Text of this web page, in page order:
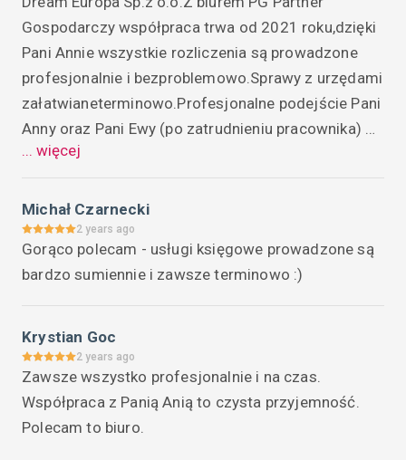
Gospodarczy współpraca trwa od 2021 roku,dzięki
Pani Annie wszystkie rozliczenia są prowadzone
profesjonalnie i bezproblemowo.Sprawy z urzędami
załatwianeterminowo.Profesjonalne podejście Pani
Anny oraz Pani Ewy (po zatrudnieniu pracownika)
powoduje,że po dostarczeniu dokumentów do biura
rozliczone na bieżąco.Wiedza i profesjonalizm Pani
Anny Duda i Ewy Cesarz zachęca do korzystania z
usług Waszego biura.Polecam innym
przedsiębiorcom do korzystania z firmy PG Partner.
... więcej
Michał Czarnecki
2 years ago
Gorąco polecam - usługi księgowe prowadzone są
bardzo sumiennie i zawsze terminowo :)
Krystian Goc
2 years ago
Zawsze wszystko profesjonalnie i na czas.
Współpraca z Panią Anią to czysta przyjemność.
Polecam to biuro.